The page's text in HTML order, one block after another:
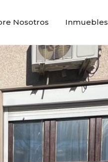
Nosotros Inmuebles